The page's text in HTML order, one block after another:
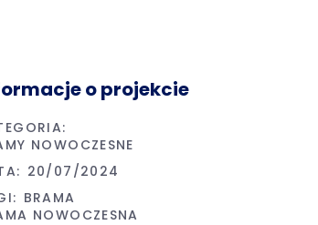
o projekcie
NOWOCZESNE
20/07/2024
BRAMA
NOWOCZESNA